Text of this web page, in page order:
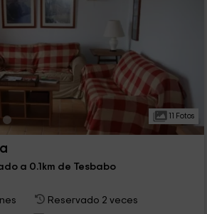
11 Fotos
a 0.1km de Tesbabo
Reservado 2 veces